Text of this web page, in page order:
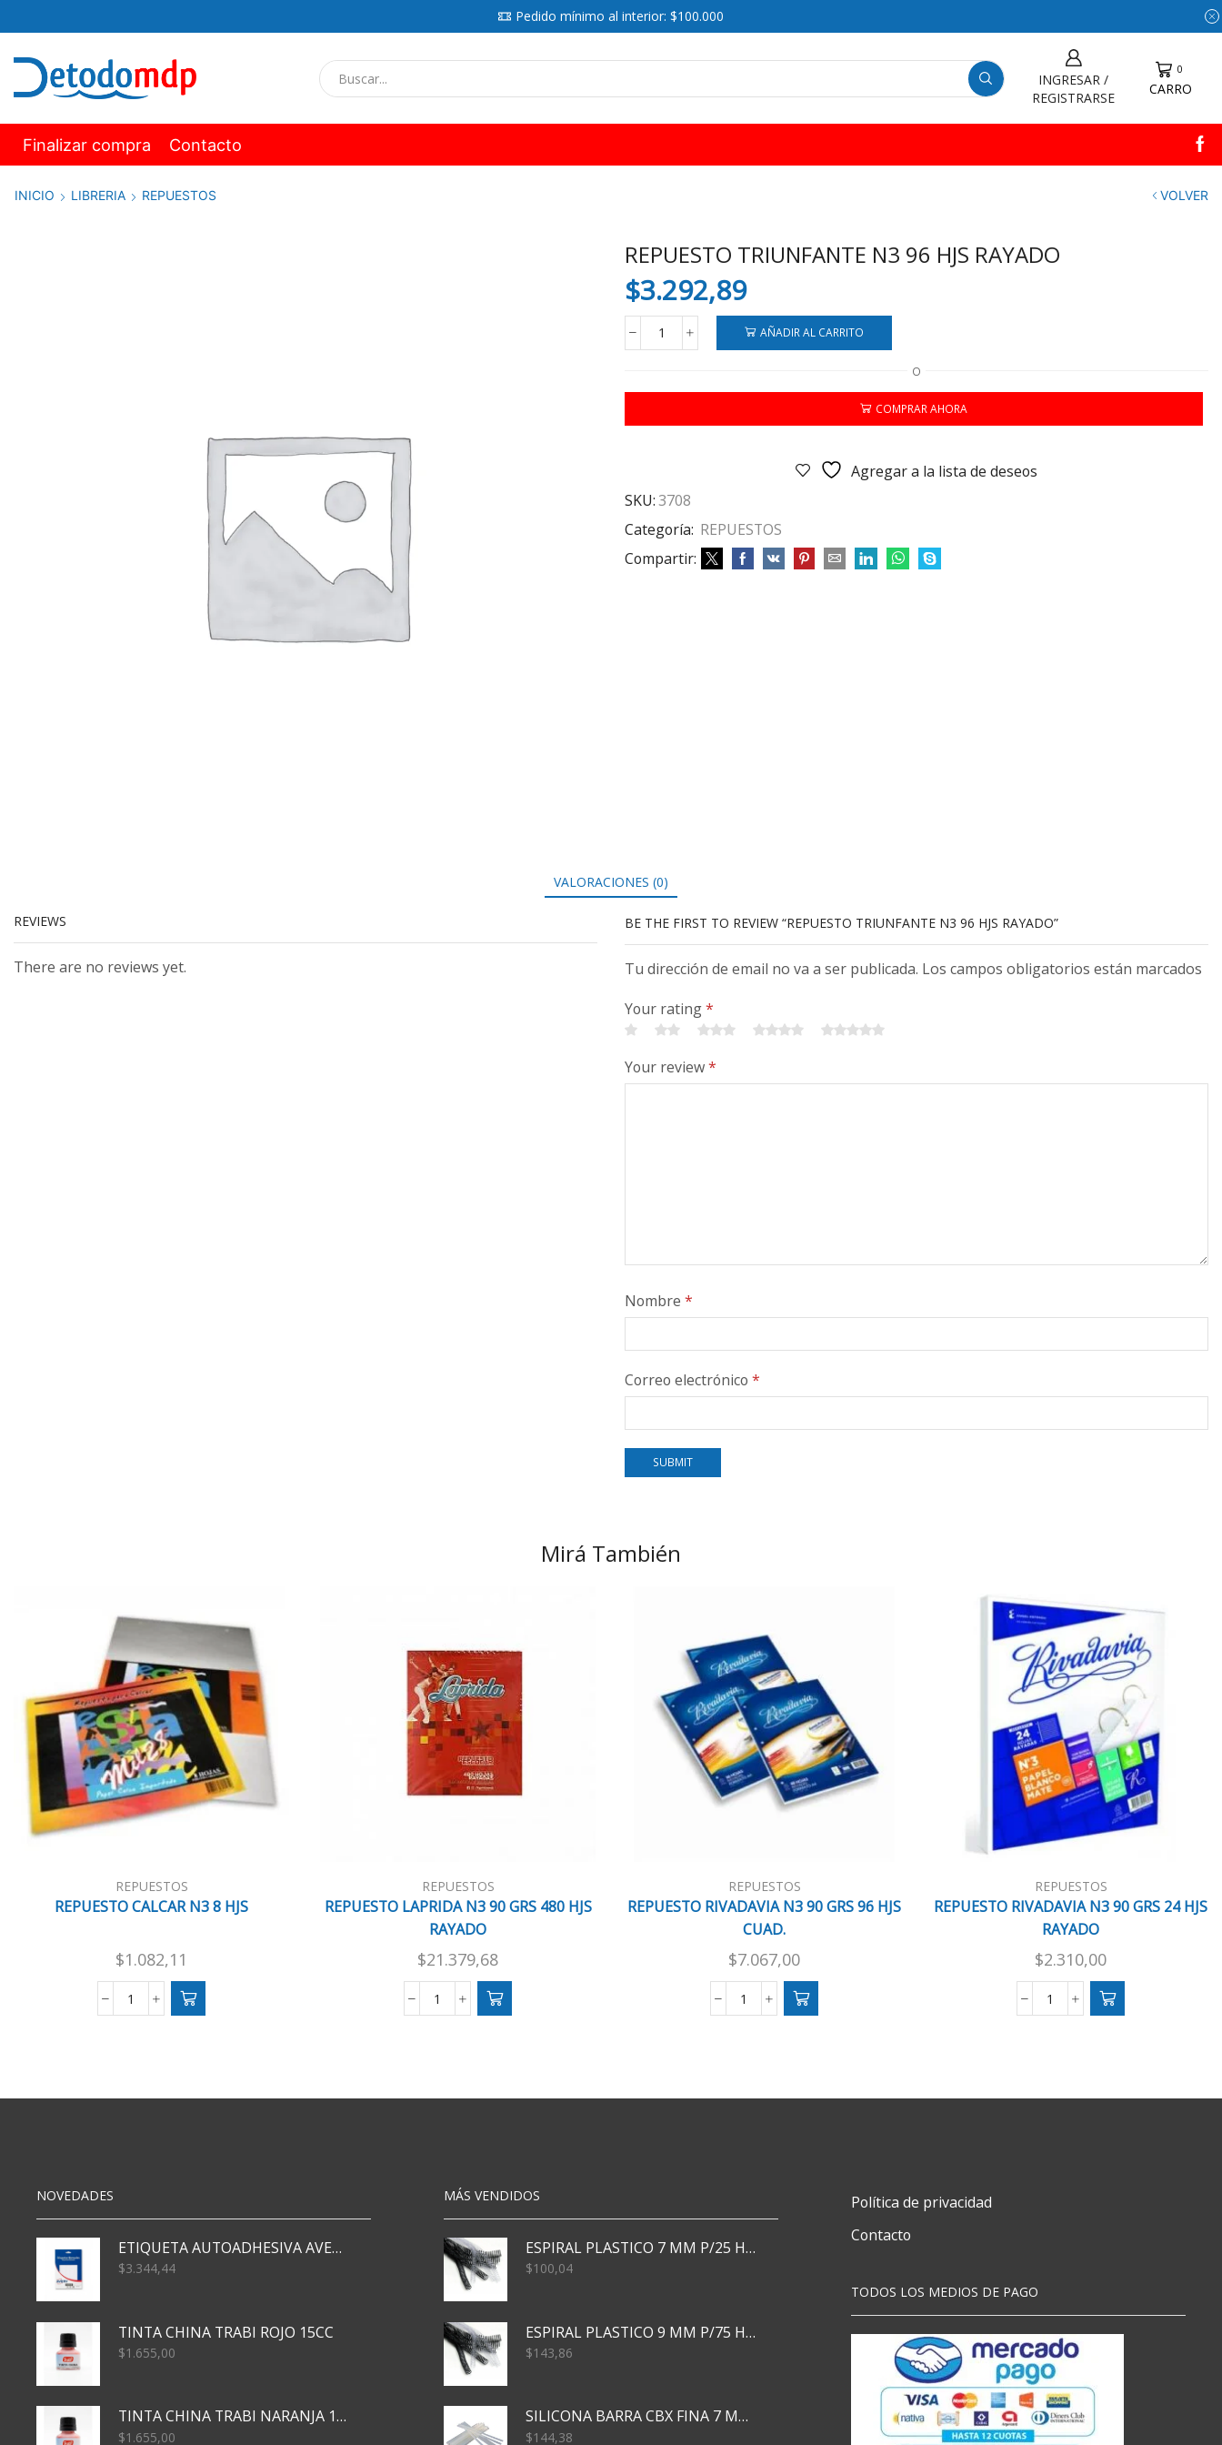
Pedido mínimo al interior: $100.000
INGRESAR /
REGISTRARSE
0
CARRO
Finalizar compra Contacto
INICIO LIBRERIA REPUESTOS VOLVER
REPUESTO TRIUNFANTE N3 96 HJS RAYADO
$3.292,89
REPUESTO
96
RAYADO
AÑADIR AL CARRITO
O
COMPRAR AHORA
Agregar a la lista de deseos
SKU:3708
Categoría: REPUESTOS
Compartir:
VALORACIONES (0)
REVIEWS
There are no reviews yet.
BE THE FIRST TO REVIEW “REPUESTO TRIUNFANTE N3 96 HJS RAYADO”
Tu dirección de email no va a ser publicada. Los campos obligatorios están marcados
Your rating*
Your review*
Nombre *
Correo electrónico *
Mirá También
REPUESTOS
REPUESTO CALCAR N3 8 HJS
$1.082,11
REPUESTO
cantidad
REPUESTOS
REPUESTO LAPRIDA N3 90 GRS 480 HJS
RAYADO
$21.379,68
REPUESTO
480
REPUESTOS
REPUESTO RIVADAVIA N3 90 GRS 96 HJS
CUAD.
$7.067,00
REPUESTO
96
REPUESTOS
REPUESTO RIVADAVIA N3 90 GRS 24 HJS
RAYADO
$2.310,00
REPUESTO
24
NOVEDADES
ETIQUETA AUTOADHESIVA AVERY 3026 30H 20 X 70
$3.344,44
TINTA CHINA TRABI ROJO 15CC
$1.655,00
TINTA CHINA TRABI NARANJA 15CC
$1.655,00
MÁS VENDIDOS
ESPIRAL PLASTICO 7 MM P/25 HJS X50x3000
$100,04
ESPIRAL PLASTICO 9 MM P/75 HJS X50X2400
$143,86
SILICONA BARRA CBX FINA 7 MM 28 CM
$144,38
Política de privacidad
Contacto
TODOS LOS MEDIOS DE PAGO